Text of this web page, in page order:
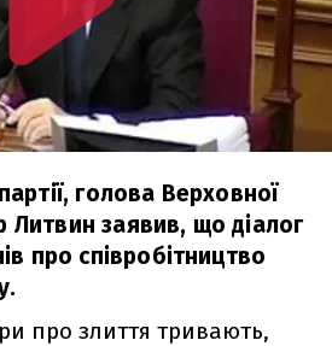
голова Верховної
заявив, що діалог
про співробітництво
про злиття тривають,